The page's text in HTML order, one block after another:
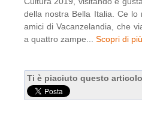
della nostra Bella Italia. Ce lo
amici di Vacanzelandia, che
a quattro zampe... Scopri di più
Ti è piaciuto questo